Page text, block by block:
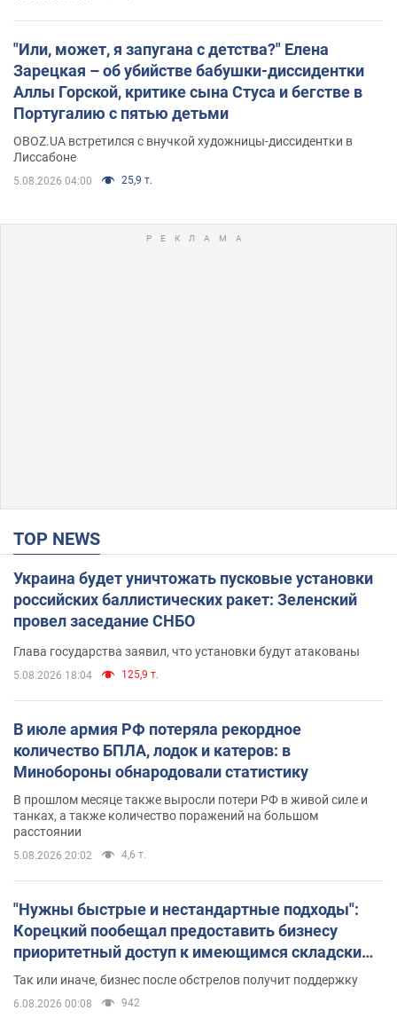
"Или, может, я запугана с детства?" Елена
Зарецкая – об убийстве бабушки-диссидентки
Аллы Горской, критике сына Стуса и бегстве в
Португалию с пятью детьми
OBOZ.UA встретился с внучкой художницы-диссидентки в
Лиссабоне
5.08.2026 04:00 25,9 т.
TOP NEWS
Украина будет уничтожать пусковые установки
российских баллистических ракет: Зеленский
провел заседание СНБО
Глава государства заявил, что установки будут атакованы
5.08.2026 18:04 125,9 т.
В июле армия РФ потеряла рекордное
количество БПЛА, лодок и катеров: в
Минобороны обнародовали статистику
В прошлом месяце также выросли потери РФ в живой силе и
танках, а также количество поражений на большом
расстоянии
5.08.2026 20:02 4,6 т.
"Нужны быстрые и нестандартные подходы":
Корецкий пообещал предоставить бизнесу
приоритетный доступ к имеющимся складским
помещениям
Так или иначе, бизнес после обстрелов получит поддержку
6.08.2026 00:08 942